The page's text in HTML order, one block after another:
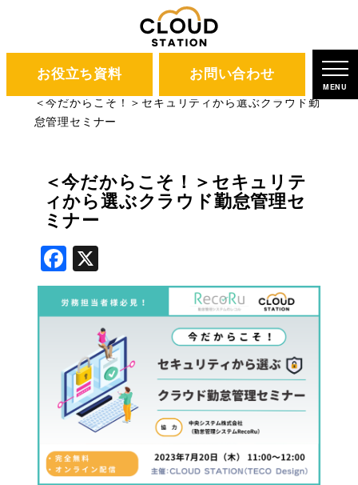
お役立ち資料 お問い合わせ
MENU
CLOUD STATION
ブログ
＜今だからこそ！＞セキュリティから選ぶクラウド勤
怠管理セミナー
＜今だからこそ！＞セキュリテ
ィから選ぶクラウド勤怠管理セ
ミナー
Facebook
X